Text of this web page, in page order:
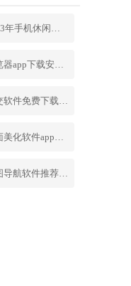
2023年手机休闲游戏排行榜前十名
浏览器app下载安装免费官网
社交软件免费下载安装大全最新
桌面美化软件app下载安卓版
地图导航软件推荐下载安装手机版